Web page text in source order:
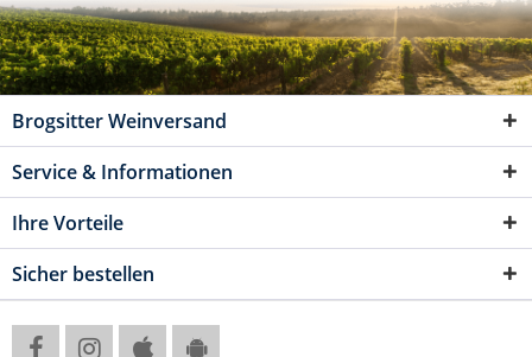
Brogsitter Weinversand
Service & Informationen
Ihre Vorteile
Sicher bestellen